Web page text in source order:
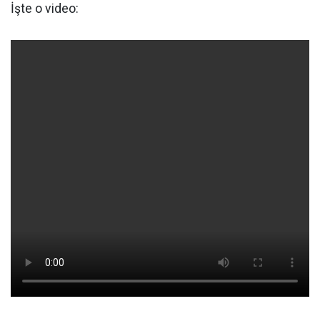
İşte o video: